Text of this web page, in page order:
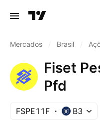
Mercados Brasil
Fiset
Pfd
FSPE11F B3